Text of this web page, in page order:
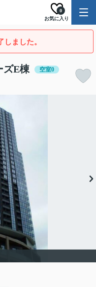
お気に入り
0
ました。
ズE棟 空室0